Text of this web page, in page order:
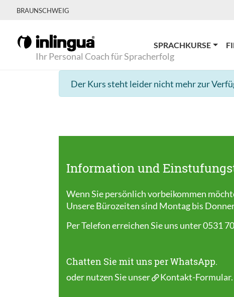
BRAUNSCHWEIG
Ihr Personal Coach für Spracherfolg
SPRACHKURSE
Der Kurs steht leider nicht mehr zur
Information und
Wenn Sie persönlich vorbeikommen
Unsere Bürozeiten sind Montag bis
Per Telefon erreichen Sie uns unter 0531
Chatten Sie mit uns per WhatsApp.
oder nutzen Sie unser Kontakt-Formular.